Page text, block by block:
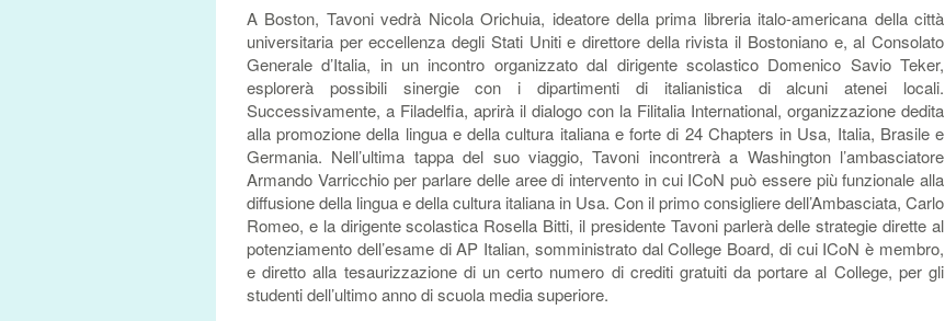
A Boston, Tavoni vedrà Nicola Orichuia, ideatore della prima libreria italo-americana della città
universitaria per eccellenza degli Stati Uniti e direttore della rivista il Bostoniano e, al Consolato
Generale d’Italia, in un incontro organizzato dal dirigente scolastico Domenico Savio Teker,
esplorerà possibili sinergie con i dipartimenti di italianistica di alcuni atenei locali.
Successivamente, a Filadelfia, aprirà il dialogo con la Filitalia International, organizzazione dedita
alla promozione della lingua e della cultura italiana e forte di 24 Chapters in Usa, Italia, Brasile e
Germania. Nell’ultima tappa del suo viaggio, Tavoni incontrerà a Washington l’ambasciatore
Armando Varricchio per parlare delle aree di intervento in cui ICoN può essere più funzionale alla
diffusione della lingua e della cultura italiana in Usa. Con il primo consigliere dell’Ambasciata, Carlo
Romeo, e la dirigente scolastica Rosella Bitti, il presidente Tavoni parlerà delle strategie dirette al
potenziamento dell’esame di AP Italian, somministrato dal College Board, di cui ICoN è membro,
e diretto alla tesaurizzazione di un certo numero di crediti gratuiti da portare al College, per gli
studenti dell’ultimo anno di scuola media superiore.